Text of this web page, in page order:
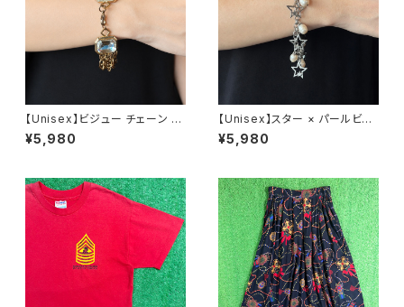
【Unisex】ビジュー チェーン ブ
レスレット / 古着 アクセサリー
N0737
¥5,980
【Unisex】スター × パールビー
ズ チャーム チェーン ブレスレッ
ト / 古着 アクセサリー N1109
¥5,980